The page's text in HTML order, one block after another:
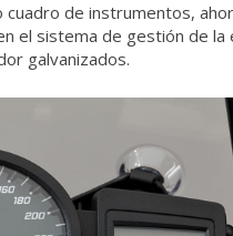
cuadro de instrumentos,
el sistema de gestión de
galvanizados.